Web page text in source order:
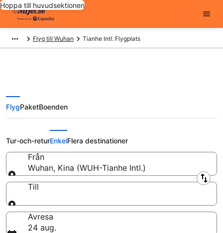
Hoppa till huvudsektionen
Flyg till Wuhan Tianhe Intl. Flygplats
Billiga flyg från Tianhe Intl.
Flygplats
FlygPaketBoenden
Tur-och-returEnkelFlera destinationer
Från
Wuhan, Kina (WUH-Tianhe Intl.)
Från
Till
Till
Avresa
24 aug.